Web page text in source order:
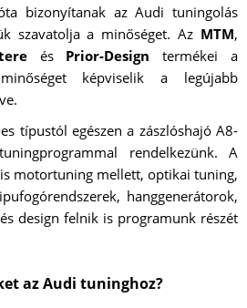
bizonyítanak az Audi tuningolás
szavatolja a minőséget. Az MTM,
és Prior-Design termékei a
képviselik a legújabb
típustól egészen a zászlóshajó A8-
rendelkezünk. A
motortuning mellett, optikai tuning,
hanggenerátorok,
design felnik is programunk részét
az Audi tuninghoz?